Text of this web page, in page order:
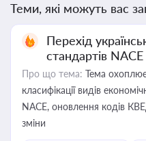
Теми, які можуть вас
Перехід
стандартів NACE
Про що тема: Тема охоплює
класифікації видів
NACE, оновлення кодів
зміни